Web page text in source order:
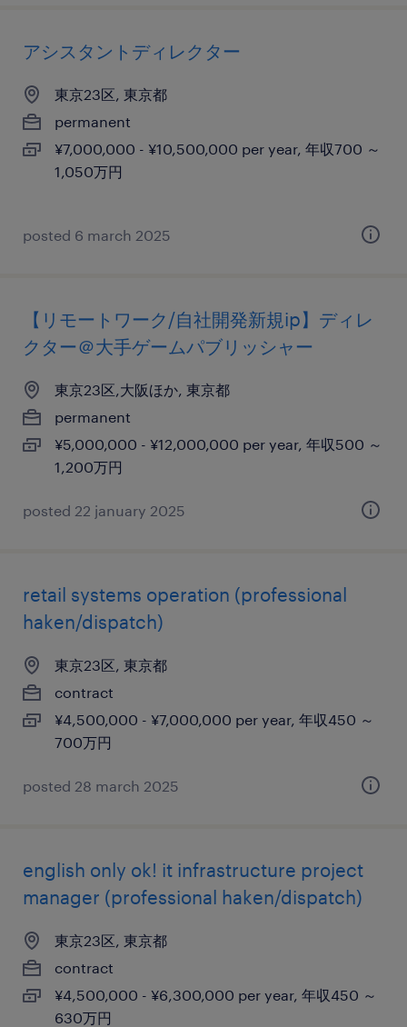
アシスタントディレクター
東京23区, 東京都
permanent
¥7,000,000 - ¥10,500,000 per year, 年収700 ～
1,050万円
posted 6 march 2025
【リモートワーク/自社開発新規ip】ディレ
クター＠大手ゲームパブリッシャー
東京23区,大阪ほか, 東京都
permanent
¥5,000,000 - ¥12,000,000 per year, 年収500 ～
1,200万円
posted 22 january 2025
retail systems operation (professional
haken/dispatch)
東京23区, 東京都
contract
¥4,500,000 - ¥7,000,000 per year, 年収450 ～
700万円
posted 28 march 2025
english only ok! it infrastructure project
manager (professional haken/dispatch)
東京23区, 東京都
contract
¥4,500,000 - ¥6,300,000 per year, 年収450 ～
630万円